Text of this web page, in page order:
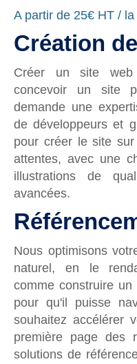
A partir de 25€ HT /
Création
Créer un site
concevoir un site
demande une
de développeurs et
pour créer le site
attentes, avec une
illustrations de
avancées.
Nous optimisons
naturel, en le
comme construire
pour qu'il puisse
souhaitez accélérer
première page des
solutions de